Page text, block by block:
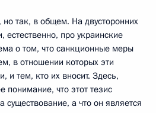
но так, в общем. На двусторонних
естественно, про украинские
о том, что санкционные меры
в отношении которых эти
и тем, кто их вносит. Здесь,
понимание, что этот тезис
существование, а что он является